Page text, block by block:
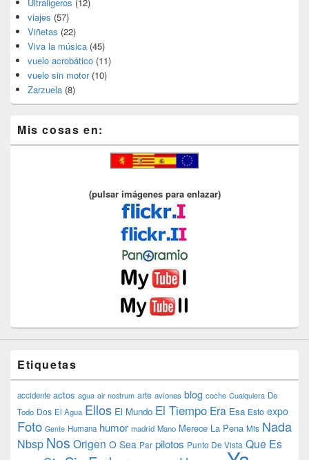
viajes (57)
Viñetas (22)
Viva la música (45)
vuelo acrobático (11)
vuelo sin motor(10)
Zarzuela (8)
Mis cosas en:
(pulsar imágenes para enlazar)
Etiquetas
accidente actos agua air nostrum arte aviones blog coche Cualquiera De
Todo Dos El Agua Ellos El Mundo El Tiempo Era Esa Esto expo
Foto Gente Humana humor madrid Mano Merece La Pena Mis Nada
Nbsp Nos Origen O Sea Par pilotos Punto De Vista Que Es